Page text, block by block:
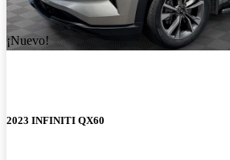
¡Nuevo!
2023 INFINITI QX60